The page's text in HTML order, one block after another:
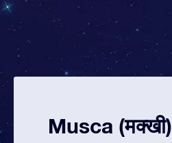
Musca (मक्खी)